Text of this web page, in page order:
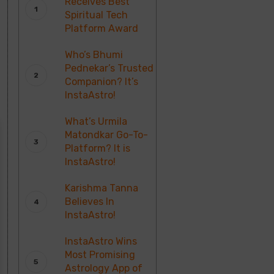
Spiritual Tech
Platform Award
Who’s Bhumi
Pednekar’s Trusted
Companion? It’s
InstaAstro!
What’s Urmila
Matondkar Go-To-
Platform? It is
InstaAstro!
Karishma Tanna
Believes In
InstaAstro!
InstaAstro Wins
Most Promising
Astrology App of